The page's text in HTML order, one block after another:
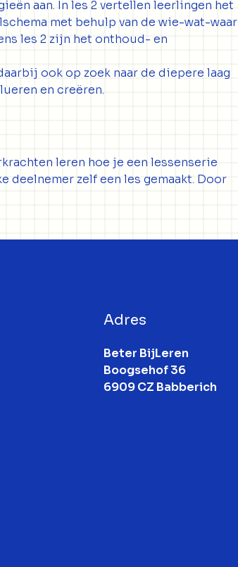
aan. In les 2 vertellen leerlingen het
met behulp van de wie-wat-waar
les 2 zijn het onthoud- en
ook op zoek naar de diepere laag
en creëren.
leren hoe je een lessenserie
deelnemer zelf een les gemaakt. Door
Adres
Beter BijLeren
Boogsehof 36
6909 CZ Babberich